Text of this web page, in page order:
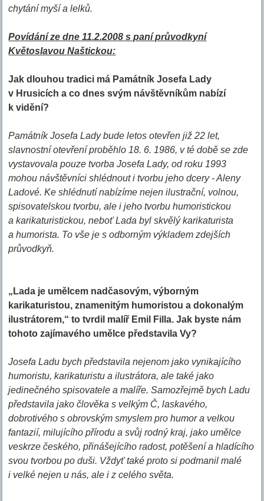
chytání myší a lelků.
Povídání ze dne 11.2.2008 s paní průvodkyní
Květoslavou Naštickou:
Jak dlouhou tradici má Památník Josefa Lady
v Hrusicích a co dnes svým návštěvníkům nabízí
k vidění?
Památník Josefa Lady bude letos otevřen již 22 let,
slavnostní otevření proběhlo 18. 6. 1986, v té době se zde
vystavovala pouze tvorba Josefa Lady, od roku 1993
mohou návštěvníci shlédnout i tvorbu jeho dcery - Aleny
Ladové. Ke shlédnutí nabízíme nejen ilustrační, volnou,
spisovatelskou tvorbu, ale i jeho tvorbu humoristickou
a karikaturistickou, neboť Lada byl skvělý karikaturista
a humorista. To vše je s odborným výkladem zdejších
průvodkyň.
„Lada je umělcem nadčasovým, výborným
karikaturistou, znamenitým humoristou a dokonalým
ilustrátorem,“ to tvrdil malíř Emil Filla. Jak byste nám
tohoto zajímavého umělce představila Vy?
Josefa Ladu bych představila nejenom jako vynikajícího
humoristu, karikaturistu a ilustrátora, ale také jako
jedinečného spisovatele a malíře. Samozřejmě bych Ladu
představila jako člověka s velkým Č, laskavého,
dobrotivého s obrovským smyslem pro humor a velkou
fantazií, milujícího přírodu a svůj rodný kraj, jako umělce
veskrze českého, přinášejícího radost, potěšení a hladícího
svou tvorbou po duši. Vždyť také proto si podmanil malé
i velké nejen u nás, ale i z celého světa.